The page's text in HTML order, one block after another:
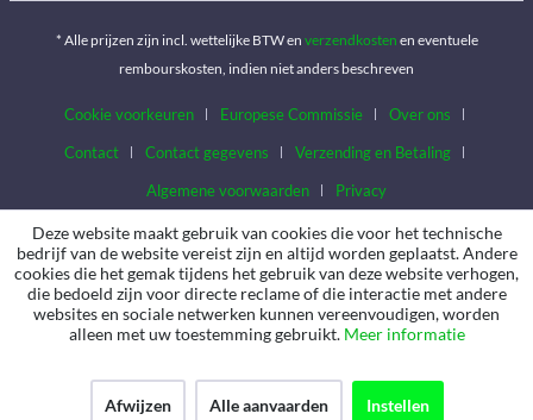
* Alle prijzen zijn incl. wettelijke BTW en verzendkosten en eventuele
rembourskosten, indien niet anders beschreven
Cookie voorkeuren Europese Commissie
Over ons
Contact
Contact gegevens
Verzending en Betaling
Algemene voorwaarden
Privacy
Deze website maakt gebruik van cookies die voor het technische
bedrijf van de website vereist zijn en altijd worden geplaatst. Andere
cookies die het gemak tijdens het gebruik van deze website verhogen,
die bedoeld zijn voor directe reclame of die interactie met andere
websites en sociale netwerken kunnen vereenvoudigen, worden
alleen met uw toestemming gebruikt. Meer informatie
Afwijzen Alle aanvaarden Instellen